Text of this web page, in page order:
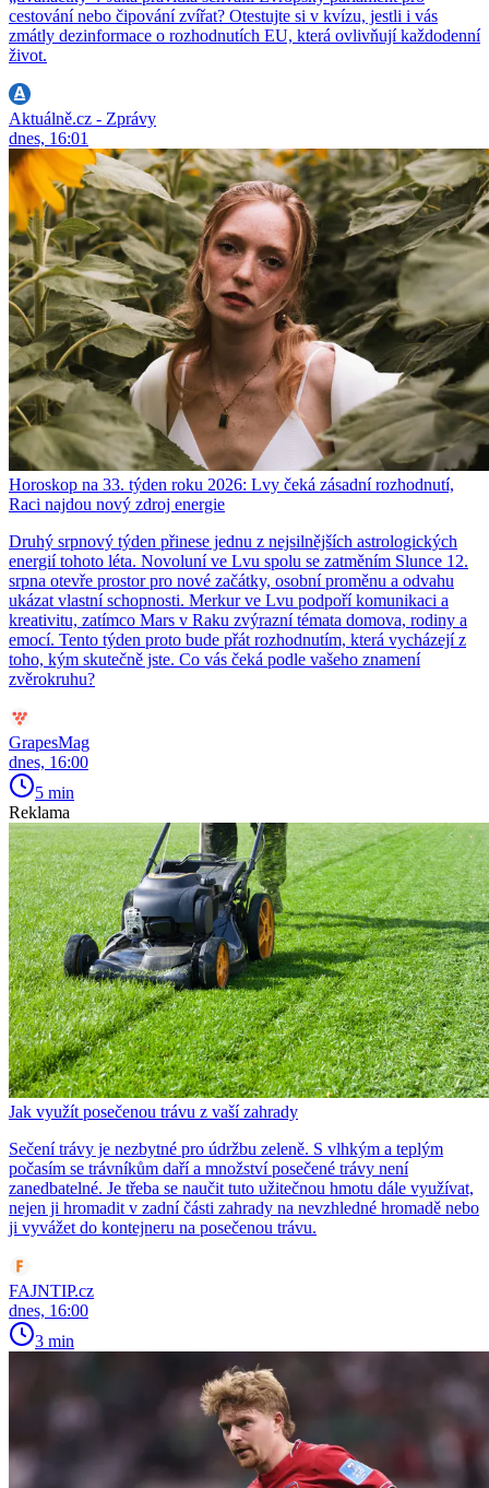
cestování nebo čipování zvířat? Otestujte si v kvízu, jestli i vás
zmátly dezinformace o rozhodnutích EU, která ovlivňují každodenní
život.
Aktuálně.cz - Zprávy
dnes, 16:01
Horoskop na 33. týden roku 2026: Lvy čeká zásadní rozhodnutí,
Raci najdou nový zdroj energie
Druhý srpnový týden přinese jednu z nejsilnějších astrologických
energií tohoto léta. Novoluní ve Lvu spolu se zatměním Slunce 12.
srpna otevře prostor pro nové začátky, osobní proměnu a odvahu
ukázat vlastní schopnosti. Merkur ve Lvu podpoří komunikaci a
kreativitu, zatímco Mars v Raku zvýrazní témata domova, rodiny a
emocí. Tento týden proto bude přát rozhodnutím, která vycházejí z
toho, kým skutečně jste. Co vás čeká podle vašeho znamení
zvěrokruhu?
GrapesMag
dnes, 16:00
5 min
Reklama
Jak využít posečenou trávu z vaší zahrady
Sečení trávy je nezbytné pro údržbu zeleně. S vlhkým a teplým
počasím se trávníkům daří a množství posečené trávy není
zanedbatelné. Je třeba se naučit tuto užitečnou hmotu dále využívat,
nejen ji hromadit v zadní části zahrady na nevzhledné hromadě nebo
ji vyvážet do kontejneru na posečenou trávu.
FAJNTIP.cz
dnes, 16:00
3 min